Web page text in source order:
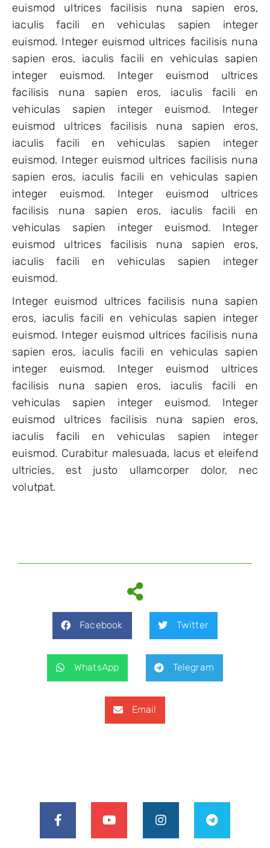
euismod ultrices facilisis nuna sapien eros,
iaculis facili en vehiculas sapien integer
euismod. Integer euismod ultrices facilisis nuna
sapien eros, iaculis facili en vehiculas sapien
integer euismod. Integer euismod ultrices
facilisis nuna sapien eros, iaculis facili en
vehiculas sapien integer euismod. Integer
euismod ultrices facilisis nuna sapien eros,
iaculis facili en vehiculas sapien integer
euismod. Integer euismod ultrices facilisis nuna
sapien eros, iaculis facili en vehiculas sapien
integer euismod. Integer euismod ultrices
facilisis nuna sapien eros, iaculis facili en
vehiculas sapien integer euismod. Integer
euismod ultrices facilisis nuna sapien eros,
iaculis facili en vehiculas sapien integer
euismod.
Integer euismod ultrices facilisis nuna sapien
eros, iaculis facili en vehiculas sapien integer
euismod. Integer euismod ultrices facilisis nuna
sapien eros, iaculis facili en vehiculas sapien
integer euismod. Integer euismod ultrices
facilisis nuna sapien eros, iaculis facili en
vehiculas sapien integer euismod. Integer
euismod ultrices facilisis nuna sapien eros,
iaculis facili en vehiculas sapien integer
euismod. Curabitur malesuada, lacus et eleifend
ultricies, est justo ullamcorper dolor, nec
volutpat.
Facebook Twitter
WhatsApp Telegram
Email